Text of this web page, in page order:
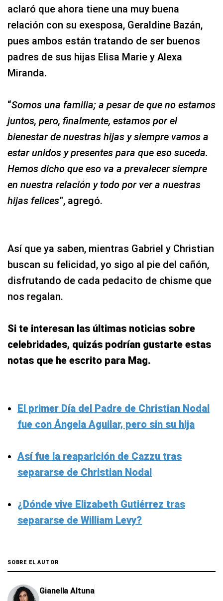
aclaró que ahora tiene una muy buena
relación con su exesposa, Geraldine Bazán,
pues ambos están tratando de ser buenos
padres de sus hijas Elisa Marie y Alexa
Miranda.
“Somos una familia; a pesar de que no estamos
juntos, pero, finalmente, estamos por el
bienestar de nuestras hijas y siempre vamos a
estar unidos y presentes para que eso suceda.
Hemos dicho que eso va a prevalecer siempre
en nuestra relación y todo por ver a nuestras
hijas felices”, agregó.
Así que ya saben, mientras Gabriel y Christian
buscan su felicidad, yo sigo al pie del cañón,
disfrutando de cada pedacito de chisme que
nos regalan.
Si te interesan las últimas noticias sobre
celebridades, quizás podrían gustarte estas
notas que he escrito para Mag.
El primer Día del Padre de Christian Nodal
fue con Ángela Aguilar, pero sin su hija
Así fue la reaparición de Cazzu tras
separarse de Christian Nodal
¿Dónde vive Elizabeth Gutiérrez tras
separarse de William Levy?
SOBRE EL AUTOR
Gianella Altuna